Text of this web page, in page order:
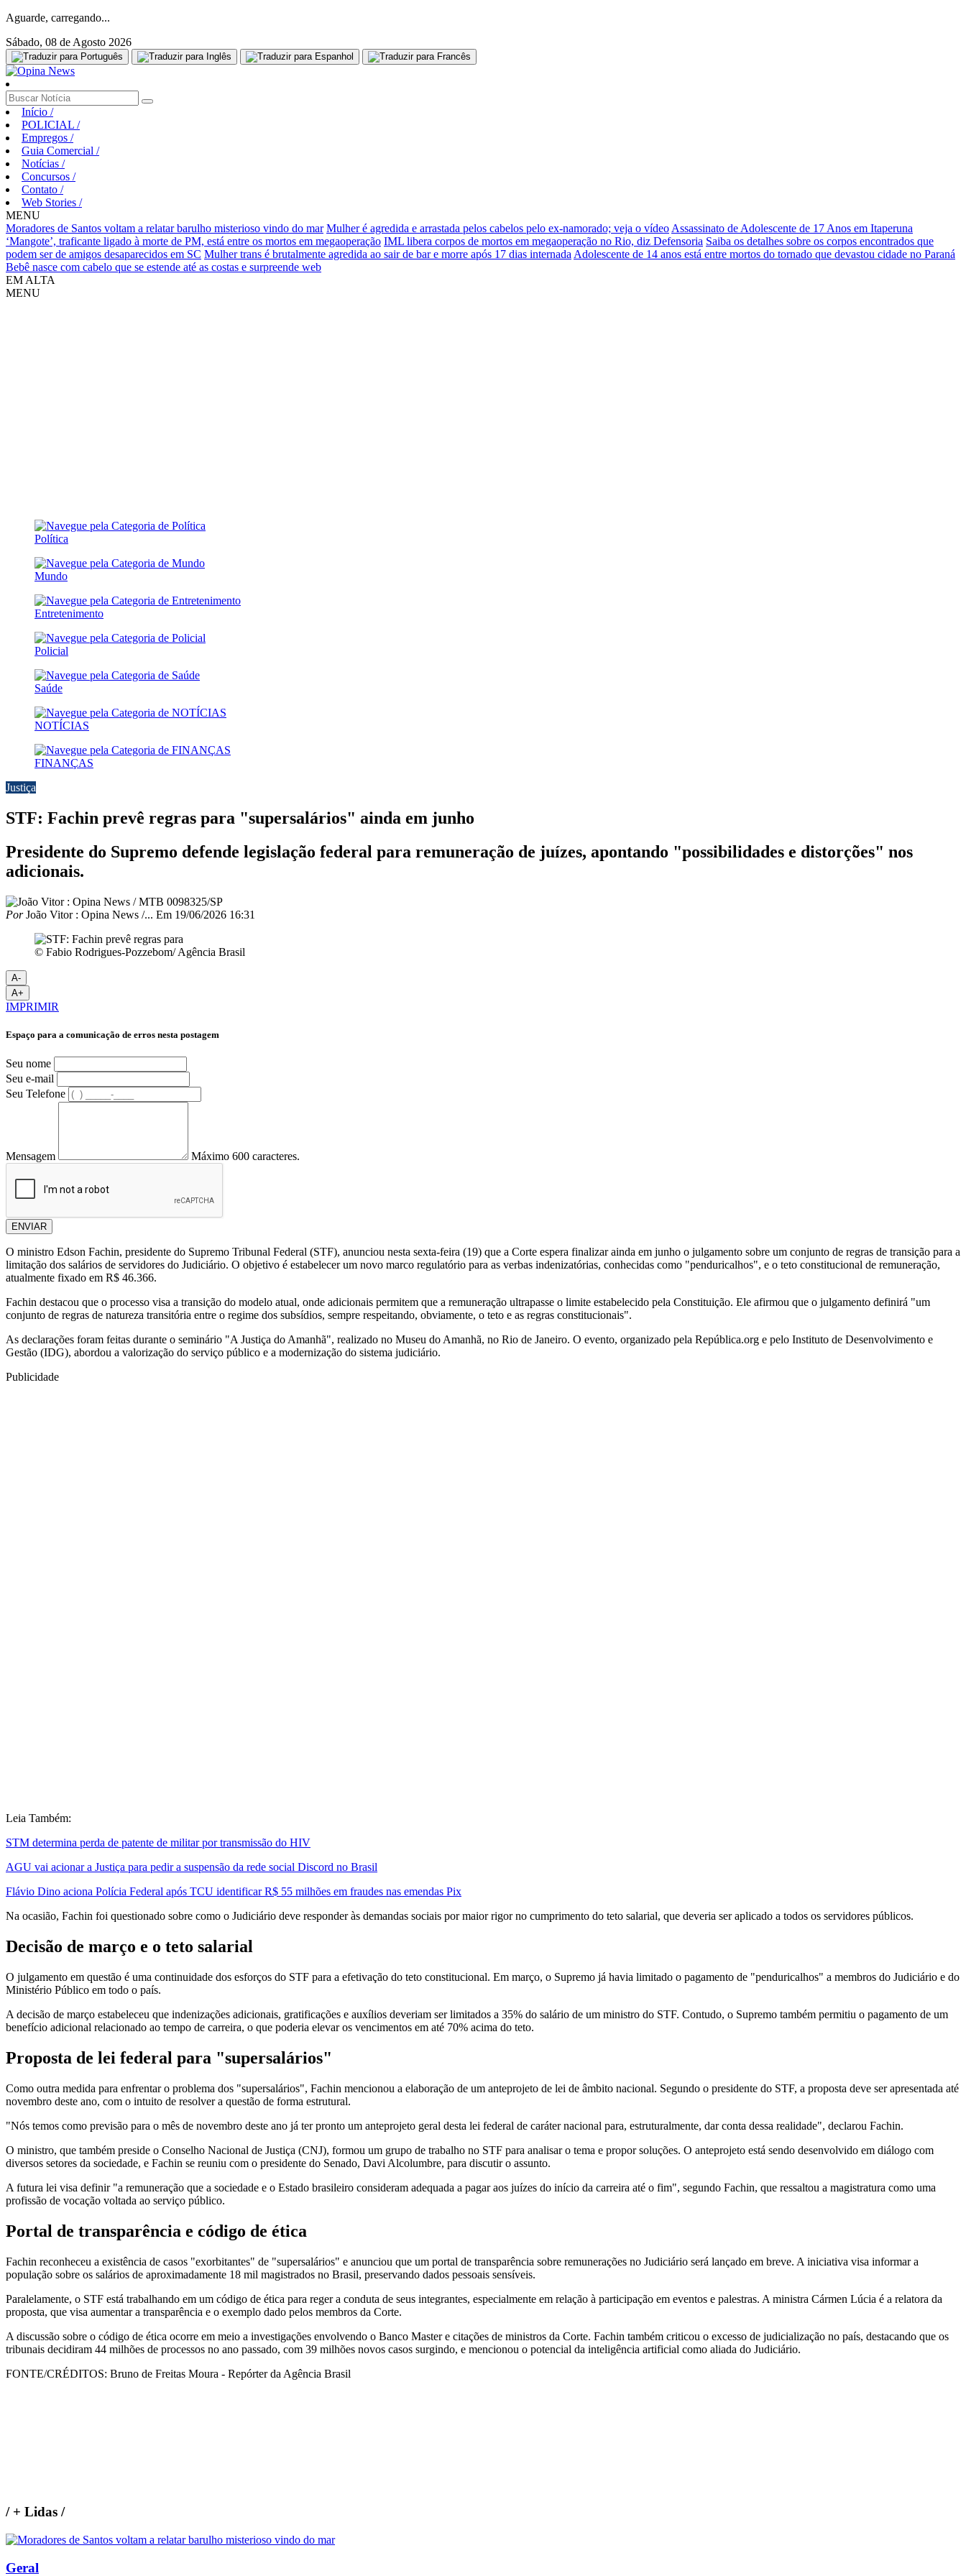
Aguarde, carregando...
Sábado, 08 de Agosto 2026
Início /
POLICIAL /
Empregos /
Guia Comercial /
Notícias /
Concursos /
Contato /
Web Stories /
MENU
Moradores de Santos voltam a relatar barulho misterioso vindo do mar Mulher é agredida e arrastada pelos cabelos pelo ex-namorado; veja o vídeo Assassinato de Adolescente de 17 Anos em Itaperuna
‘Mangote’, traficante ligado à morte de PM, está entre os mortos em megaoperação IML libera corpos de mortos em megaoperação no Rio, diz Defensoria Saiba os detalhes sobre os corpos encontrados que
podem ser de amigos desaparecidos em SC Mulher trans é brutalmente agredida ao sair de bar e morre após 17 dias internada Adolescente de 14 anos está entre mortos do tornado que devastou cidade no Paraná
Bebê nasce com cabelo que se estende até as costas e surpreende web
EM ALTA
MENU
Política
Mundo
Entretenimento
Policial
Saúde
NOTÍCIAS
FINANÇAS
Justiça
STF: Fachin prevê regras para "supersalários" ainda em junho
Presidente do Supremo defende legislação federal para remuneração de juízes, apontando "possibilidades e distorções" nos
adicionais.
PorJoão Vitor : Opina News /... Em 19/06/2026 16:31
© Fabio Rodrigues-Pozzebom/ Agência Brasil
A-
A+
IMPRIMIR
Espaço para a comunicação de erros nesta postagem
Seu nome
Seu e-mail
Seu Telefone
Mensagem Máximo 600 caracteres.
ENVIAR
O ministro Edson Fachin, presidente do Supremo Tribunal Federal (STF), anunciou nesta sexta-feira (19) que a Corte espera finalizar ainda em junho o julgamento sobre um conjunto de regras de transição para a
limitação dos salários de servidores do Judiciário. O objetivo é estabelecer um novo marco regulatório para as verbas indenizatórias, conhecidas como "penduricalhos", e o teto constitucional de remuneração,
atualmente fixado em R$ 46.366.
Fachin destacou que o processo visa a transição do modelo atual, onde adicionais permitem que a remuneração ultrapasse o limite estabelecido pela Constituição. Ele afirmou que o julgamento definirá "um
conjunto de regras de natureza transitória entre o regime dos subsídios, sempre respeitando, obviamente, o teto e as regras constitucionais".
As declarações foram feitas durante o seminário "A Justiça do Amanhã", realizado no Museu do Amanhã, no Rio de Janeiro. O evento, organizado pela República.org e pelo Instituto de Desenvolvimento e
Gestão (IDG), abordou a valorização do serviço público e a modernização do sistema judiciário.
Publicidade
Leia Também:
STM determina perda de patente de militar por transmissão do HIV
AGU vai acionar a Justiça para pedir a suspensão da rede social Discord no Brasil
Flávio Dino aciona Polícia Federal após TCU identificar R$ 55 milhões em fraudes nas emendas Pix
Na ocasião, Fachin foi questionado sobre como o Judiciário deve responder às demandas sociais por maior rigor no cumprimento do teto salarial, que deveria ser aplicado a todos os servidores públicos.
Decisão de março e o teto salarial
O julgamento em questão é uma continuidade dos esforços do STF para a efetivação do teto constitucional. Em março, o Supremo já havia limitado o pagamento de "penduricalhos" a membros do Judiciário e do
Ministério Público em todo o país.
A decisão de março estabeleceu que indenizações adicionais, gratificações e auxílios deveriam ser limitados a 35% do salário de um ministro do STF. Contudo, o Supremo também permitiu o pagamento de um
benefício adicional relacionado ao tempo de carreira, o que poderia elevar os vencimentos em até 70% acima do teto.
Proposta de lei federal para "supersalários"
Como outra medida para enfrentar o problema dos "supersalários", Fachin mencionou a elaboração de um anteprojeto de lei de âmbito nacional. Segundo o presidente do STF, a proposta deve ser apresentada até
novembro deste ano, com o intuito de resolver a questão de forma estrutural.
"Nós temos como previsão para o mês de novembro deste ano já ter pronto um anteprojeto geral desta lei federal de caráter nacional para, estruturalmente, dar conta dessa realidade", declarou Fachin.
O ministro, que também preside o Conselho Nacional de Justiça (CNJ), formou um grupo de trabalho no STF para analisar o tema e propor soluções. O anteprojeto está sendo desenvolvido em diálogo com
diversos setores da sociedade, e Fachin se reuniu com o presidente do Senado, Davi Alcolumbre, para discutir o assunto.
A futura lei visa definir "a remuneração que a sociedade e o Estado brasileiro consideram adequada a pagar aos juízes do início da carreira até o fim", segundo Fachin, que ressaltou a magistratura como uma
profissão de vocação voltada ao serviço público.
Portal de transparência e código de ética
Fachin reconheceu a existência de casos "exorbitantes" de "supersalários" e anunciou que um portal de transparência sobre remunerações no Judiciário será lançado em breve. A iniciativa visa informar a
população sobre os salários de aproximadamente 18 mil magistrados no Brasil, preservando dados pessoais sensíveis.
Paralelamente, o STF está trabalhando em um código de ética para reger a conduta de seus integrantes, especialmente em relação à participação em eventos e palestras. A ministra Cármen Lúcia é a relatora da
proposta, que visa aumentar a transparência e o exemplo dado pelos membros da Corte.
A discussão sobre o código de ética ocorre em meio a investigações envolvendo o Banco Master e citações de ministros da Corte. Fachin também criticou o excesso de judicialização no país, destacando que os
tribunais decidiram 44 milhões de processos no ano passado, com 39 milhões novos casos surgindo, e mencionou o potencial da inteligência artificial como aliada do Judiciário.
FONTE/CRÉDITOS: Bruno de Freitas Moura - Repórter da Agência Brasil
/+ Lidas /
Geral